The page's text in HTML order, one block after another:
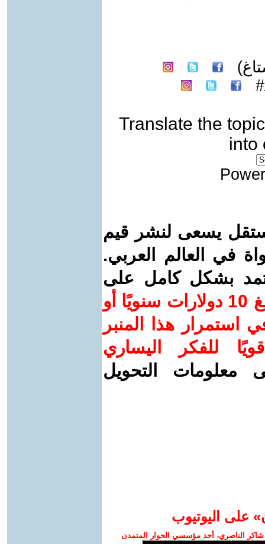
Translate the topic
into
يسعى لنشر قيم
في العالم العربي.
بشكل كامل على
ساهم/ي معنا! بدعمكم بمبلغ 10 دولارات سنويًا أو
استمرار هذا المنبر
للفكر اليساري
معلومات التحويل
على اليوتيوب
الناصري، أحد مؤسسي الحوار المتمدن